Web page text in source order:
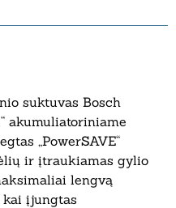
suktuvas Bosch
akumuliatoriniame
„PowerSAVE“
ir įtraukiamas gylio
lengvą
kai įjungtas